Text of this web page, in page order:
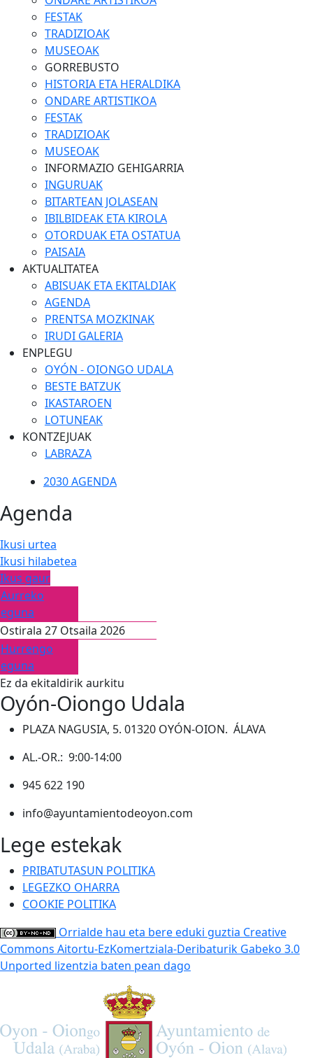
FESTAK
TRADIZIOAK
MUSEOAK
GORREBUSTO
HISTORIA ETA HERALDIKA
ONDARE ARTISTIKOA
FESTAK
TRADIZIOAK
MUSEOAK
INFORMAZIO GEHIGARRIA
INGURUAK
BITARTEAN JOLASEAN
IBILBIDEAK ETA KIROLA
OTORDUAK ETA OSTATUA
PAISAIA
AKTUALITATEA
ABISUAK ETA EKITALDIAK
AGENDA
PRENTSA MOZKINAK
IRUDI GALERIA
ENPLEGU
OYÓN - OIONGO UDALA
BESTE BATZUK
IKASTAROEN
LOTUNEAK
KONTZEJUAK
LABRAZA
2030 AGENDA
Agenda
Ikusi urtea
Ikusi hilabetea
Ikus gaur
Aurreko
eguna
Ostirala 27 Otsaila 2026
Hurrengo
eguna
Ez da ekitaldirik aurkitu
Oyón-Oiongo Udala
PLAZA NAGUSIA, 5. 01320 OYÓN-OION. ÁLAVA
AL.-OR.: 9:00-14:00
945 622 190
info@ayuntamientodeoyon.com
Lege estekak
PRIBATUTASUN POLITIKA
LEGEZKO OHARRA
COOKIE POLITIKA
Orrialde hau eta bere eduki guztia Creative
Commons Aitortu-EzKomertziala-Deribaturik Gabeko 3.0
Unported lizentzia baten pean dago